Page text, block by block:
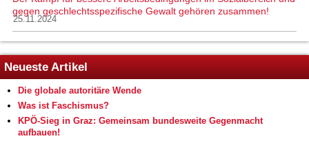
gegen geschlechtsspezifische Gewalt gehören zusammen!
25.11.2024
Neueste Artikel
Die globale autoritäre Wende
Was ist Faschismus?
KPÖ-Sieg in Graz: Gemeinsam bundesweite Gegenmacht
aufbauen!